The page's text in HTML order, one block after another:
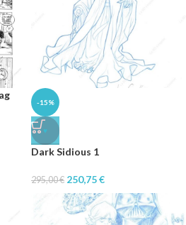
-15%
♥
Dark Sidious 1
295,00€ 250,75€